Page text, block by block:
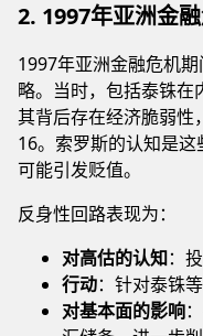
2. 1997年亚洲金
1997年亚洲金融危机
略。当时，包括泰铢在
其背后存在经济脆弱性
16。索罗斯的认知是
可能引发贬值。
反身性回路表现为：
对高估的认知：
行动：针对泰铢
对基本面的影响